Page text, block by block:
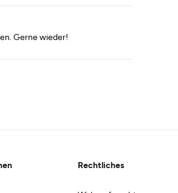
Gerne wieder!
Rechtliches